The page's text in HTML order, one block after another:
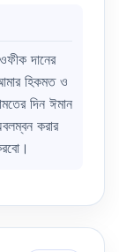
দানের
হিকমত ও
দিন ঈমান
করার